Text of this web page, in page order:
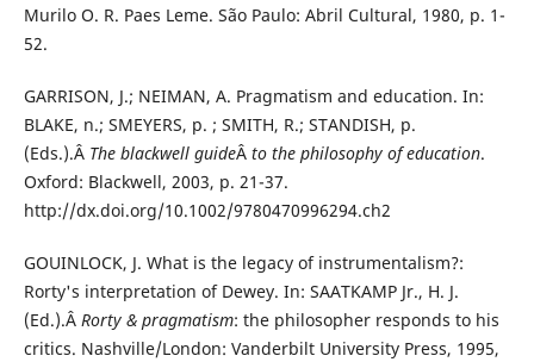
Murilo O. R. Paes Leme. São Paulo: Abril Cultural, 1980, p. 1-
52.
GARRISON, J.; NEIMAN, A. Pragmatism and education. In:
BLAKE, n.; SMEYERS, p. ; SMITH, R.; STANDISH, p.
(Eds.).Â The blackwell guideÂ to the philosophy of education.
Oxford: Blackwell, 2003, p. 21-37.
http://dx.doi.org/10.1002/9780470996294.ch2
GOUINLOCK, J. What is the legacy of instrumentalism?:
Rorty's interpretation of Dewey. In: SAATKAMP Jr., H. J.
(Ed.).Â Rorty & pragmatism: the philosopher responds to his
critics. Nashville/London: Vanderbilt University Press, 1995,